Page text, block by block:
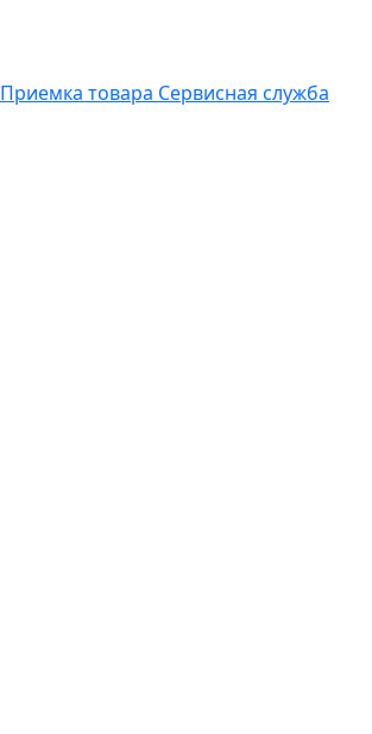
Приемка товара Сервисная служба